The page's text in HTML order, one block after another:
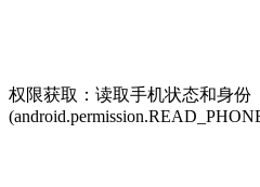
权限获取：读取手机状态和身份